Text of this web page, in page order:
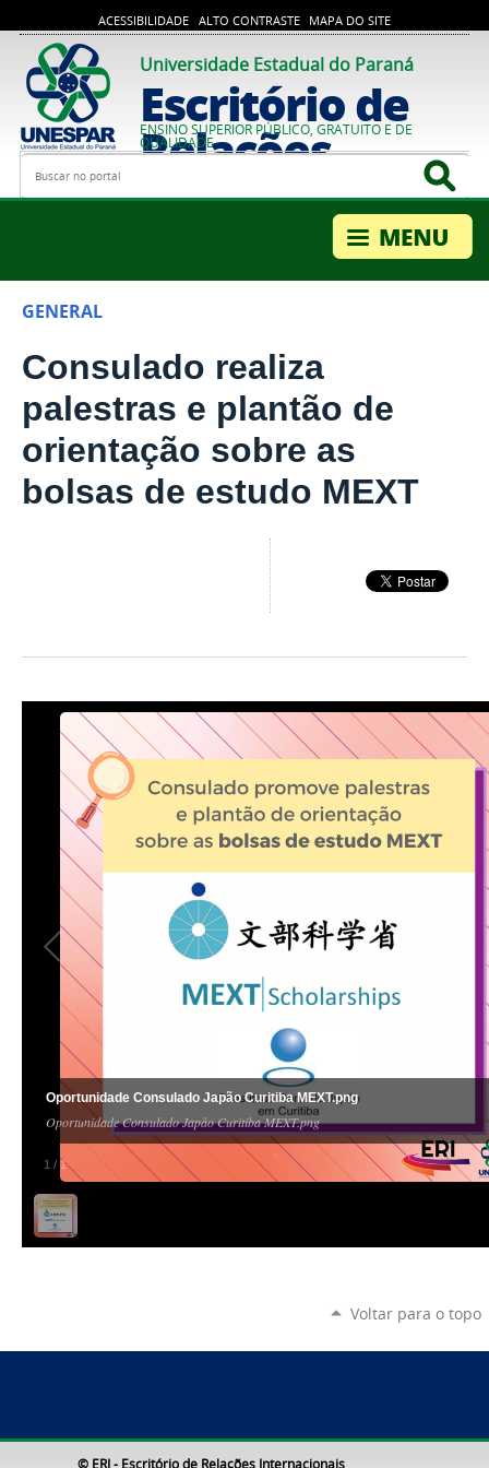
ACESSIBILIDADE ALTO CONTRASTE MAPA DO SITE
Universidade Estadual do Paraná
Escritório de
Relações
Internacionais
ENSINO SUPERIOR PÚBLICO, GRATUITO E DE
QUALIDADE
Busca
GENERAL
Consulado realiza
palestras e plantão de
orientação sobre as
bolsas de estudo MEXT
1 / 1
Oportunidade Consulado Japão Curitiba MEXT.png
Oportunidade Consulado Japão Curitiba MEXT.png
Voltar para o topo
© ERI - Escritório de Relações Internacionais